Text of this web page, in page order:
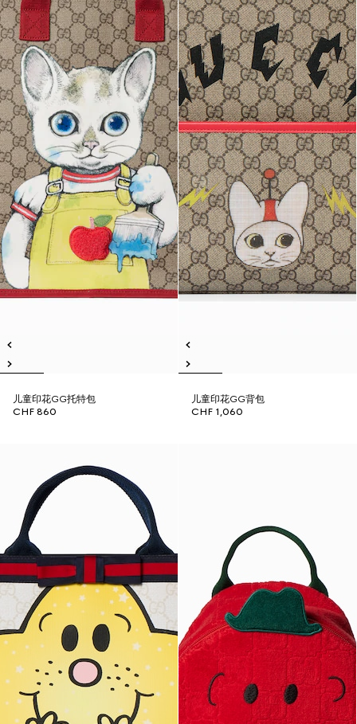
儿童印花GG托特包
CHF 860
儿童印花GG背包
CHF 1,060